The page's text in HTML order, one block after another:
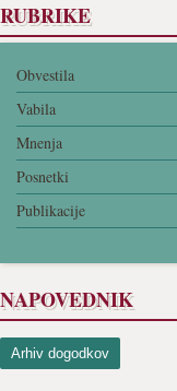
RUBRIKE
Obvestila
Vabila
Mnenja
Posnetki
Publikacije
NAPOVEDNIK
Arhiv dogodkov